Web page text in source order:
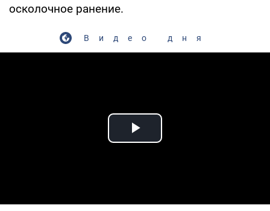
осколочное ранение.
Видео дня
Play Video